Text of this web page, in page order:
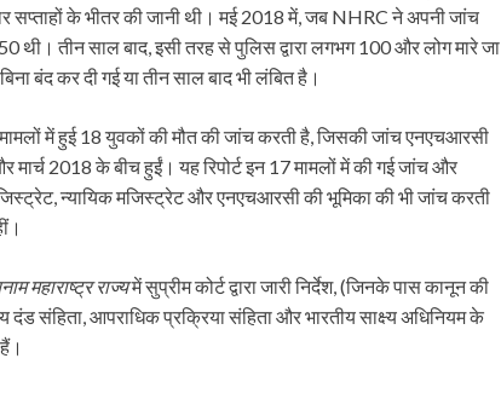
सप्ताहों के भीतर की जानी थी। मई 2018 में, जब NHRC ने अपनी जांच
थी। तीन साल बाद, इसी तरह से पुलिस द्वारा लगभग 100 और लोग मारे जा
बंद कर दी गई या तीन साल बाद भी लंबित है।
मामलों में हुई 18 युवकों की मौत की जांच करती है, जिसकी जांच एनएचआरसी
मार्च 2018 के बीच हुईं। यह रिपोर्ट इन 17 मामलों में की गई जांच और
न्यायिक मजिस्ट्रेट और एनएचआरसी की भूमिका की भी जांच करती
महाराष्ट्रराज्यमें सुप्रीम कोर्ट द्वारा जारी निर्देश, (जिनके पास कानून की
दंड संहिता, आपराधिक प्रक्रिया संहिता और भारतीय साक्ष्य अधिनियम के